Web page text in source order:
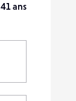
41 ans